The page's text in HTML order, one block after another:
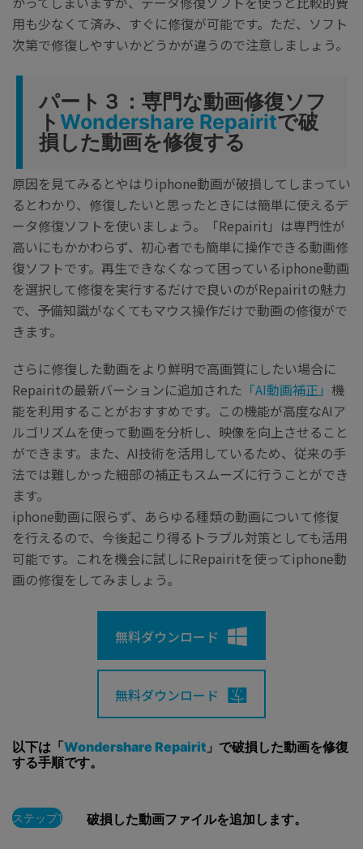
用も少なくて済み、すぐに修復が可能です。ただ、ソフト
次第で修復しやすいかどうかが違うので注意しましょう。
パート３：専門な動画修復ソフ
ト Wondershare Repairitで破
損した動画を修復する
原因を見てみるとやはりiphone動画が破損してしまってい
るとわかり、修復したいと思ったときには簡単に使えるデ
ータ修復ソフトを使いましょう。「Repairit」は専門性が
高いにもかかわらず、初心者でも簡単に操作できる動画修
復ソフトです。再生できなくなって困っているiphone動画
を選択して修復を実行するだけで良いのがRepairitの魅力
で、予備知識がなくてもマウス操作だけで動画の修復がで
きます。
さらに修復した動画をより鮮明で高画質にしたい場合に
Repairitの最新バーションに追加された 「AI動画補正」 機
能を利用することがおすすめです。この機能が高度なAIア
ルゴリズムを使って動画を分析し、映像を向上させること
ができます。また、AI技術を活用しているため、従来の手
法では難しかった細部の補正もスムーズに行うことができ
ます。
iphone動画に限らず、あらゆる種類の動画について修復
を行えるので、今後起こり得るトラブル対策としても活用
可能です。これを機会に試しにRepairitを使ってiphone動
画の修復をしてみましょう。
無料ダウンロード
無料ダウンロード
以下は「Wondershare Repairit 」で破損した動画を修復
する手順です。
ステップ1 破損した動画ファイルを追加します。